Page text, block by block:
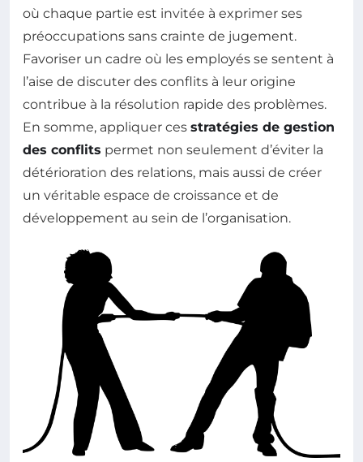
où chaque partie est invitée à exprimer ses
préoccupations sans crainte de jugement.
Favoriser un cadre où les employés se sentent à
l’aise de discuter des conflits à leur origine
contribue à la résolution rapide des problèmes.
En somme, appliquer ces stratégies de gestion
des conflits permet non seulement d’éviter la
détérioration des relations, mais aussi de créer
un véritable espace de croissance et de
développement au sein de l’organisation.